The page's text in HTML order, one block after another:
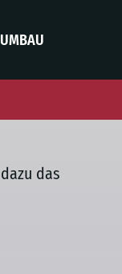
das